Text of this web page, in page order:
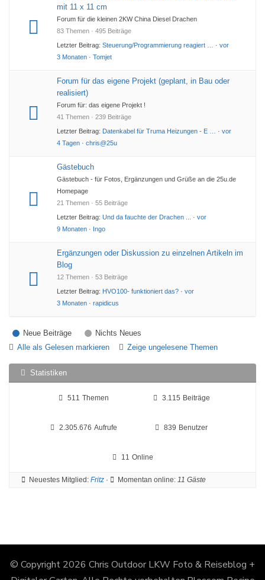
mit 11 x 11 cm
Forum für die kleinen 2KW China Diesel Drachen
83 Themen · 495 Beiträge
Letzter Beitrag: Steuerung/Programmierung reagiert … · vor
3 Monaten · Tomjet
Forum für das eigene Projekt (geplant, in Bau oder
realisiert)
Forum für: das eigene Projekt !
41 Themen · 239 Beiträge
Letzter Beitrag: Datenkabel für Truma Heizungen - E … · vor
4 Tagen · chris@25u
Gästebuch
Gästebuch - für Fotos, Ergänzungen und Grüße an die 25u.de
Homepage
21 Themen · 55 Beiträge
Letzter Beitrag: Und da fauchte der Drachen ... · vor
9 Monaten · Ingo
Ergänzungen oder Diskussion zu einzelnen Artikeln im
Blog
12 Themen · 53 Beiträge
Letzter Beitrag: HVO100- funktioniert das? · vor
3 Monaten · rapidicus
Neue Beiträge
Nichts Neues
Alle als Gelesen markieren
Zeige ungelesene Themen
Statistiken
511 Themen 3.115 Beiträge
2.305.676 Aufrufe 839 Benutzer
11 Online
Neuestes Mitglied: Fritz · Momentan online: 11 Gäste
© Copyright 2026 Chris Outdoor LKW Foto & Reiseblog +